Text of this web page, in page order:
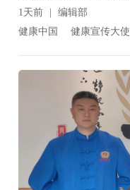
1天前 |
编辑部
健康中国
健康宣传大使